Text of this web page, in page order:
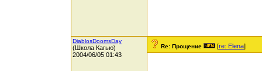
DiablosDoomsDay
(Школа Кагью)
2004/06/05 01:43
Re: Прощение [re: Elena]